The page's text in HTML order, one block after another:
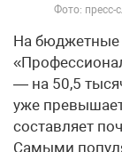
Фото: пресс-
На бюджетные
— на 50,5
уже
составляет
Самыми